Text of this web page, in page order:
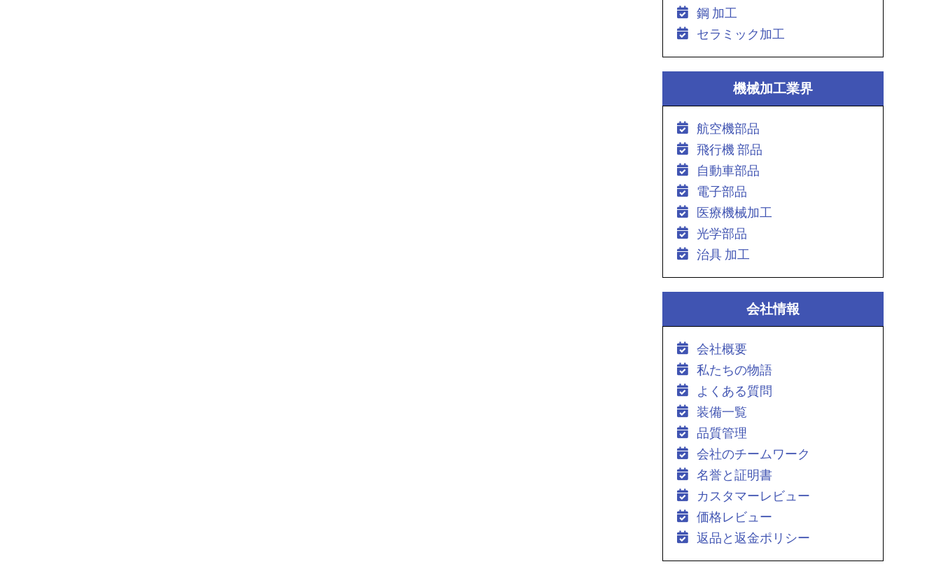
鋼 加工
セラミック加工
機械加工業界
航空機部品
飛行機 部品
自動車部品
電子部品
医療機械加工
光学部品
治具 加工
会社情報
会社概要
私たちの物語
よくある質問
装備一覧
品質管理
会社のチームワーク
名誉と証明書
カスタマーレビュー
価格レビュー
返品と返金ポリシー